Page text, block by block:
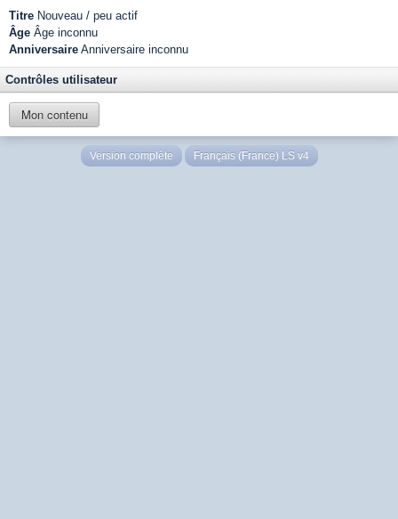
Titre Nouveau / peu actif
Âge Âge inconnu
Anniversaire Anniversaire inconnu
Contrôles utilisateur
Mon contenu
Version complète Français (France) LS v4